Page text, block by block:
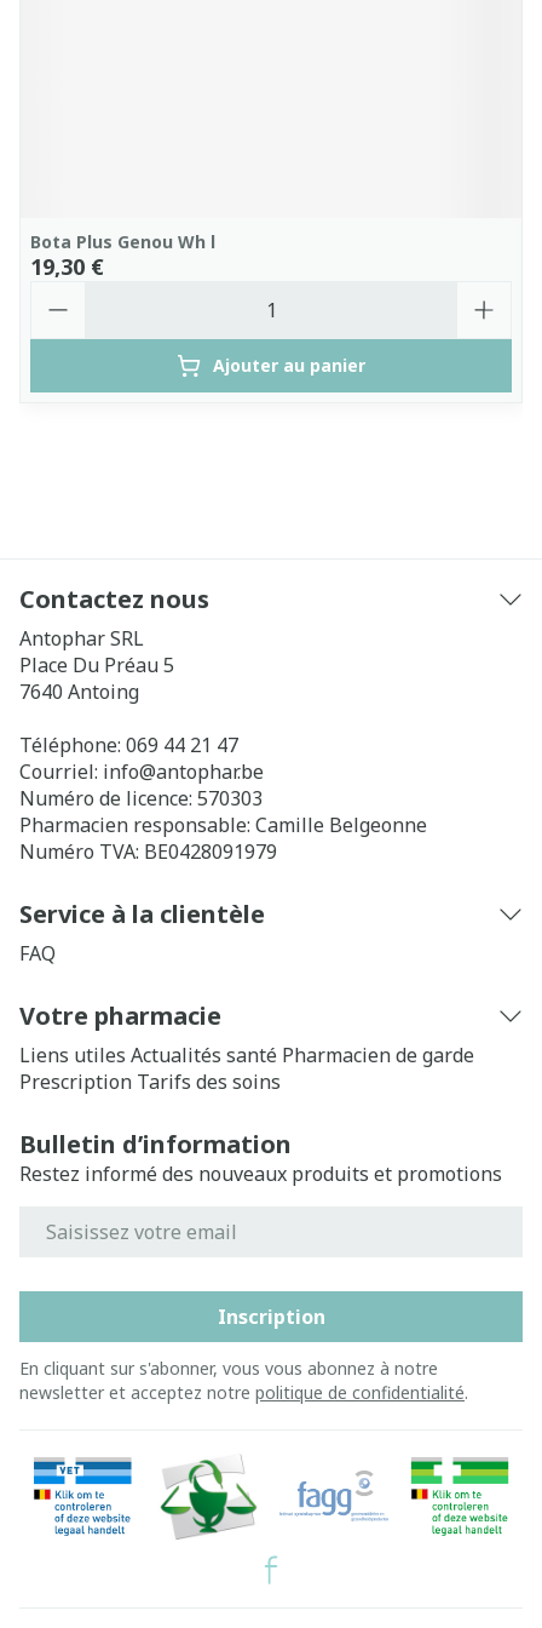
Bota Plus Genou Wh l
19,30 €
Ajouter au panier
Contactez nous
Antophar SRL
Place Du Préau 5
7640 Antoing
Téléphone: 069 44 21 47
Courriel: info@antophar.be
Numéro de licence: 570303
Pharmacien responsable: Camille Belgeonne
Numéro TVA: BE0428091979
Service à la clientèle
FAQ
Votre pharmacie
Liens utiles Actualités santé Pharmacien de garde
Prescription Tarifs des soins
Bulletin d’information
Restez informé des nouveaux produits et promotions
Inscription
En cliquant sur s'abonner, vous vous abonnez à notre
newsletter et acceptez notre politique de confidentialité.